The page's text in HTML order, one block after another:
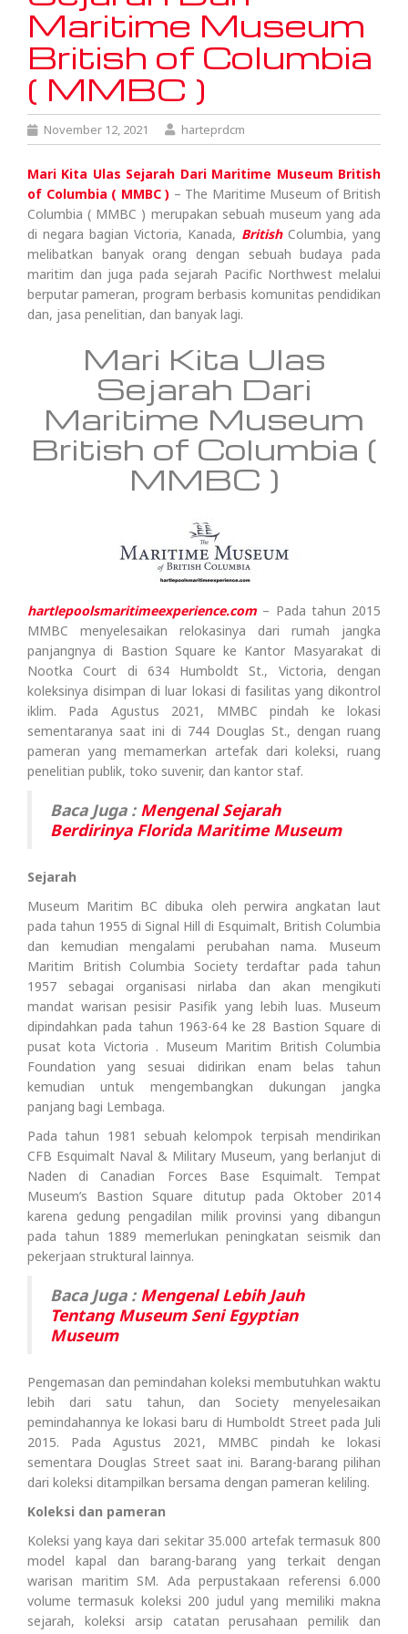
Maritime Museum
British of Columbia
( MMBC )
November 12, 2021 harteprdcm
Mari Kita Ulas Sejarah Dari Maritime Museum British
of Columbia ( MMBC ) – The Maritime Museum of British
Columbia ( MMBC ) merupakan sebuah museum yang ada
di negara bagian Victoria, Kanada, BritishColumbia, yang
melibatkan banyak orang dengan sebuah budaya pada
maritim dan juga pada sejarah Pacific Northwest melalui
berputar pameran, program berbasis komunitas pendidikan
dan, jasa penelitian, dan banyak lagi.
Mari Kita Ulas
Sejarah Dari
Maritime Museum
British of Columbia (
MMBC )
hartlepoolsmaritimeexperience.com – Pada tahun 2015
MMBC menyelesaikan relokasinya dari rumah jangka
panjangnya di Bastion Square ke Kantor Masyarakat di
Nootka Court di 634 Humboldt St., Victoria, dengan
koleksinya disimpan di luar lokasi di fasilitas yang dikontrol
iklim. Pada Agustus 2021, MMBC pindah ke lokasi
sementaranya saat ini di 744 Douglas St., dengan ruang
pameran yang memamerkan artefak dari koleksi, ruang
penelitian publik, toko suvenir, dan kantor staf.
Baca Juga : Mengenal Sejarah
Berdirinya Florida Maritime Museum
Sejarah
Museum Maritim BC dibuka oleh perwira angkatan laut
pada tahun 1955 di Signal Hill di Esquimalt, British Columbia
dan kemudian mengalami perubahan nama. Museum
Maritim British Columbia Society terdaftar pada tahun
1957 sebagai organisasi nirlaba dan akan mengikuti
mandat warisan pesisir Pasifik yang lebih luas. Museum
dipindahkan pada tahun 1963-64 ke 28 Bastion Square di
pusat kota Victoria . Museum Maritim British Columbia
Foundation yang sesuai didirikan enam belas tahun
kemudian untuk mengembangkan dukungan jangka
panjang bagi Lembaga.
Pada tahun 1981 sebuah kelompok terpisah mendirikan
CFB Esquimalt Naval & Military Museum, yang berlanjut di
Naden di Canadian Forces Base Esquimalt. Tempat
Museum’s Bastion Square ditutup pada Oktober 2014
karena gedung pengadilan milik provinsi yang dibangun
pada tahun 1889 memerlukan peningkatan seismik dan
pekerjaan struktural lainnya.
Baca Juga : Mengenal Lebih Jauh
Tentang Museum Seni Egyptian
Museum
Pengemasan dan pemindahan koleksi membutuhkan waktu
lebih dari satu tahun, dan Society menyelesaikan
pemindahannya ke lokasi baru di Humboldt Street pada Juli
2015. Pada Agustus 2021, MMBC pindah ke lokasi
sementara Douglas Street saat ini. Barang-barang pilihan
dari koleksi ditampilkan bersama dengan pameran keliling.
Koleksi dan pameran
Koleksi yang kaya dari sekitar 35.000 artefak termasuk 800
model kapal dan barang-barang yang terkait dengan
warisan maritim SM. Ada perpustakaan referensi 6.000
volume termasuk koleksi 200 judul yang memiliki makna
sejarah, koleksi arsip catatan perusahaan pemilik dan